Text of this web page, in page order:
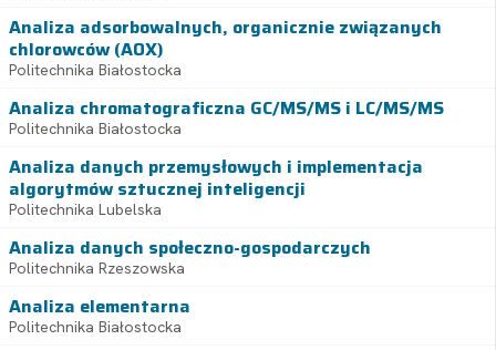
Analiza adsorbowalnych, organicznie związanych
chlorowców (AOX)
Politechnika Białostocka
Analiza chromatograficzna GC/MS/MS i LC/MS/MS
Politechnika Białostocka
Analiza danych przemysłowych i implementacja
algorytmów sztucznej inteligencji
Politechnika Lubelska
Analiza danych społeczno-gospodarczych
Politechnika Rzeszowska
Analiza elementarna
Politechnika Białostocka